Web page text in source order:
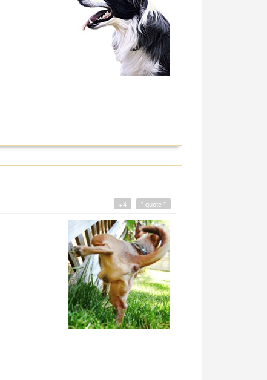
" quote "
+4